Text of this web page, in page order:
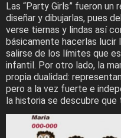
Las “Party Girls” fueron un
diseñar y dibujarlas, pues
verse tiernas y lindas así
básicamente hacerlas
salirse de los límites que
infantil. Por otro lado, la
propia dualidad:
pero a la vez fuerte e
la historia se descubre que